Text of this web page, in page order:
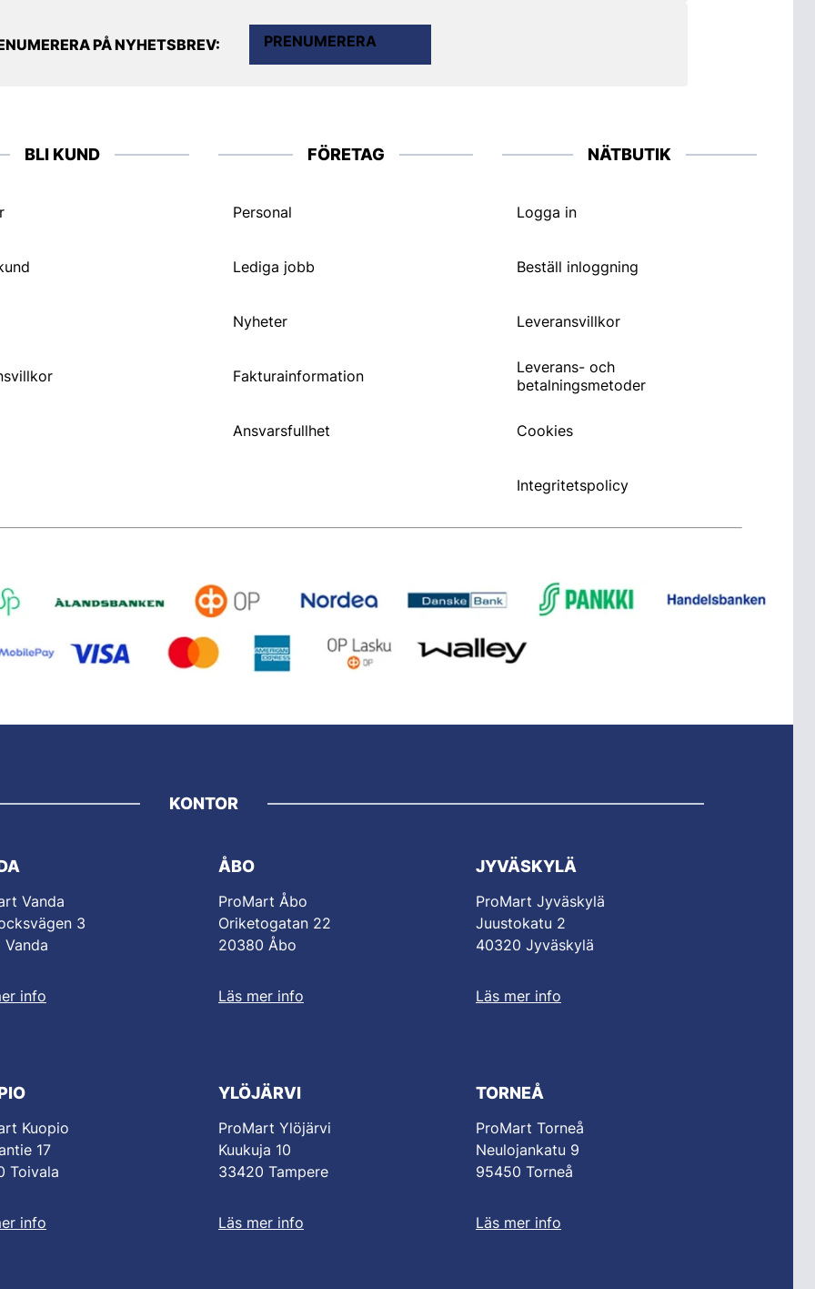
PÅ NYHETSBREV: PRENUMERERA
BLI KUND FÖRETAG
Personal
Lediga jobb
Nyheter
Fakturainformation
Ansvarsfullhet
NÄTBUTIK
Logga in
Beställ inloggning
Leveransvillkor
Leverans- och
betalningsmetoder
Cookies
Integritetspolicy
KONTOR
Vanda
3
Vanda
info
ÅBO
ProMart Åbo
Oriketogatan 22
20380 Åbo
Läs mer info
JYVÄSKYLÄ
ProMart Jyväskylä
Juustokatu 2
40320 Jyväskylä
Läs mer info
Kuopio
17
Toivala
info
YLÖJÄRVI
ProMart Ylöjärvi
Kuukuja 10
33420 Tampere
Läs mer info
TORNEÅ
ProMart Torneå
Neulojankatu 9
95450 Torneå
Läs mer info